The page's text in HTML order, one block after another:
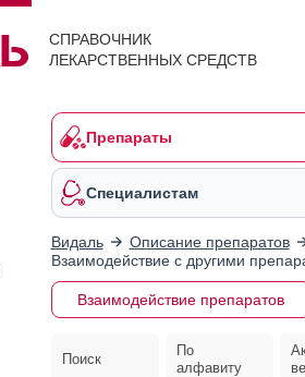
СПРАВОЧНИК
ЛЕКАРСТВЕННЫХ СРЕДСТВ
Препараты
Специалистам
Видаль Описание препаратов
Взаимодействие с другими
Взаимодействие препаратов
Поиск
По
алфавиту